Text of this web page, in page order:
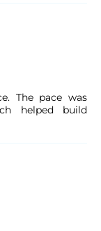
colaborador
garantizar la
la confirmación
de sistemas
total protección
The pace was
helped build